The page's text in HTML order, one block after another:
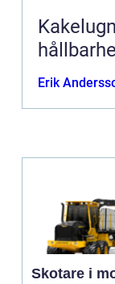
Kakelugnar värme,
Erik
Skotare i